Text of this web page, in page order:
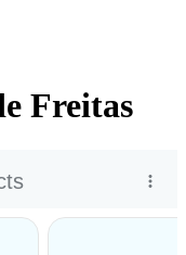
Freitas